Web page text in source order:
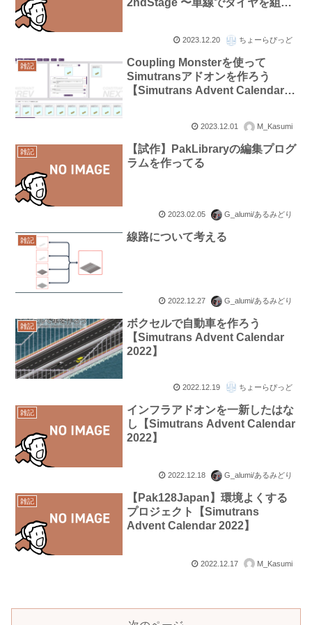
2ndStage 〜単線でダイヤを組ん
2023.12.20 ちょーらぴっど
雑記
Coupling Monsterを使って
Simutransアドオンを作ろう
【Simutrans Advent Calendar
2023.12.01 M_Kasumi
雑記
【試作】PakLibraryの編集プログ
ラムを作ってる
2023.02.05 G_alumi/あるみどり
雑記 線路について考える
2022.12.27 G_alumi/あるみどり
雑記
ボクセルで自動車を作ろう
【Simutrans Advent Calendar
2022】
2022.12.19 ちょーらぴっど
雑記
インフラアドオンを一新したはな
し【Simutrans Advent Calendar
2022】
2022.12.18 G_alumi/あるみどり
雑記
【Pak128Japan】環境よくする
プロジェクト【Simutrans
Advent Calendar 2022】
2022.12.17 M_Kasumi